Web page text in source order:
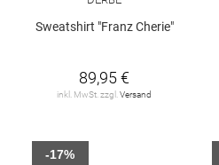
Sweatshirt "Franz Cherie"
89,95 €
inkl. MwSt. zzgl. Versand
-17%